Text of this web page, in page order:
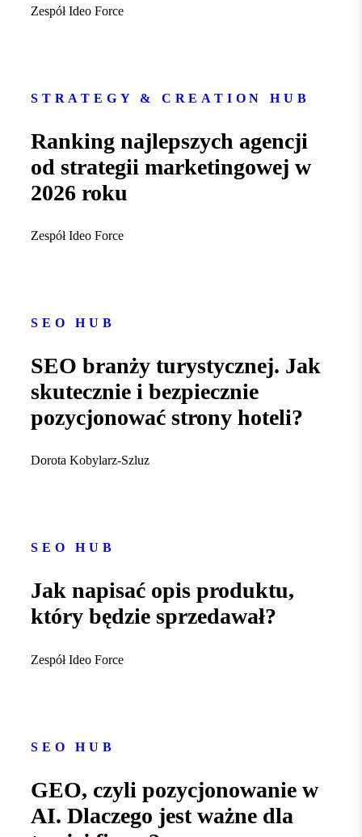
Zespół Ideo Force
STRATEGY & CREATION HUB
Ranking najlepszych agencji
od strategii marketingowej w
2026 roku
Zespół Ideo Force
SEO HUB
SEO branży turystycznej. Jak
skutecznie i bezpiecznie
pozycjonować strony hoteli?
Dorota Kobylarz-Szluz
SEO HUB
Jak napisać opis produktu,
który będzie sprzedawał?
Zespół Ideo Force
SEO HUB
GEO, czyli pozycjonowanie w
AI. Dlaczego jest ważne dla